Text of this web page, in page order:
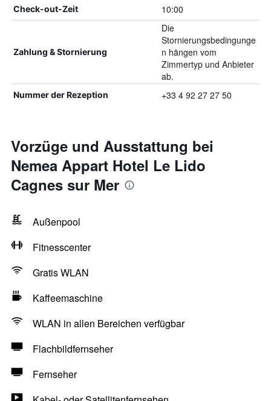
Check-out-Zeit 10:00
Zahlung & Stornierung
Die
Stornierungsbedingunge
n hängen vom
Zimmertyp und Anbieter
ab.
Nummer der Rezeption +33 4 92 27 27 50
Vorzüge und Ausstattung bei
Nemea Appart Hotel Le Lido
Cagnes sur Mer
Außenpool
Fitnesscenter
Gratis WLAN
Kaffeemaschine
WLAN in allen Bereichen verfügbar
Flachbildfernseher
Fernseher